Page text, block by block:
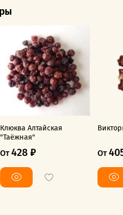
Клюква Алтайская
"Таёжная"
От 428 ₽ От